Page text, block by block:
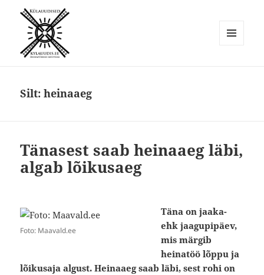
Silt:heinaaeg
Tänasest saab heinaaeg läbi,
algab lõikusaeg
Foto: Maavald.ee
Täna on jaaka-
ehk jaagupipäev,
mis märgib
heinatöö lõppu ja
lõikusaja algust. Heinaaeg saab läbi, sest rohi on